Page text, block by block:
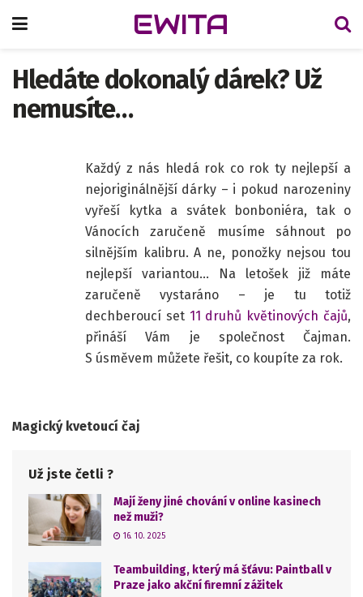
EWITA
Hledáte dokonalý dárek? Už
nemusíte…
Každý z nás hledá rok co rok ty nejlepší a
nejoriginálnější dárky – i pokud narozeniny
vyřeší kytka a svátek bonboniéra, tak o
Vánocích zaručeně musíme sáhnout po
silnějším kalibru. A ne, ponožky nejsou tou
nejlepší variantou… Na letošek již máte
zaručeně vystaráno – je tu totiž
dechberoucí set 11 druhů květinových čajů,
přináší Vám je společnost Čajman.
S úsměvem můžete řešit, co koupíte za rok.
Magický kvetoucí čaj
Už jste četli ?
Mají ženy jiné chování v online kasinech
než muži?
16. 10. 2025
Teambuilding, který má šťávu: Paintball v
Praze jako akční firemní zážitek